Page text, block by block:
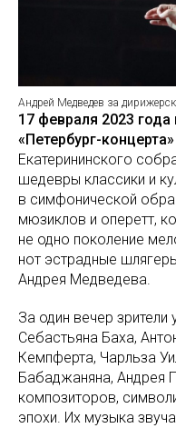
Андрей Медведев за
17 февраля 2023 года
«Петербург-концерта»
Екатерининского
шедевры классики и
в симфонической
мюзиклов и оперетт,
не одно поколение
нот эстрадные
Андрея Медведева.
За один вечер
Себастьяна Баха,
Кемпферта, Чарльза
Бабаджаняна, Андрея
композиторов,
эпохи. Их музыка